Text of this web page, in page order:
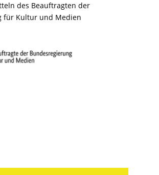
des Beauftragten der
für Kultur und Medien